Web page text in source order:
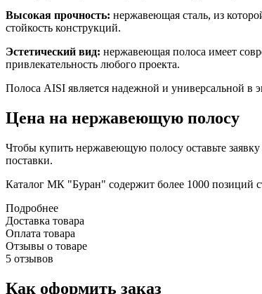
Высокая прочность: нержавеющая сталь, из
стойкость конструкций.
Эстетический вид: нержавеющая полоса имеет
привлекательность любого проекта.
Полоса AISI является надежной и универсальной в
Цена на нержавеющую полосу
Чтобы купить нержавеющую полосу оставьте
поставки.
Каталог МК "Буран" содержит более 1000 позиций
Подробнее
Доставка товара
Оплата товара
Отзывы о товаре
5 отзывов
Как оформить заказ